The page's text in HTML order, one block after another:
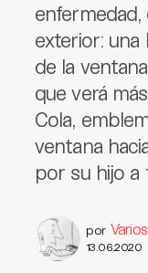
enfermedad,
exterior: una
de la
que verá
Cola,
ventana
por su hijo a
por Varios
13.06.2020